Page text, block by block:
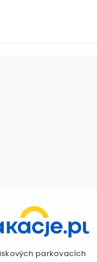
parkovacích